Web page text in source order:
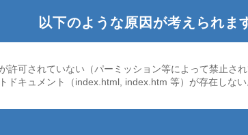
以下のような原因が考えられま
許可されていない（パーミッション等によって禁止され
ドキュメント（index.html, index.htm 等）が存在しない